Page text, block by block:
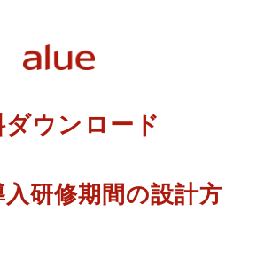
ダウンロード
研修期間の設計方